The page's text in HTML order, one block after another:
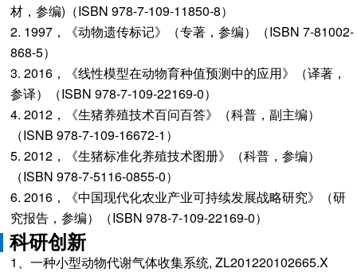
材，参编)（ISBN 978-7-109-11850-8）
2. 1997，《动物遗传标记》（专著，参编）（ISBN 7-81002-
868-5）
3. 2016，《线性模型在动物育种值预测中的应用》（译著，
参译）（ISBN 978-7-109-22169-0）
4. 2012，《生猪养殖技术百问百答》（科普，副主编）
（ISNB 978-7-109-16672-1）
5. 2012，《生猪标准化养殖技术图册》（科普，参编）
（ISBN 978-7-5116-0855-0）
6. 2016，《中国现代化农业产业可持续发展战略研究》（研
究报告，参编）（ISBN 978-7-109-22169-0）
科研创新
1、一种小型动物代谢气体收集系统, ZL201220102665.X